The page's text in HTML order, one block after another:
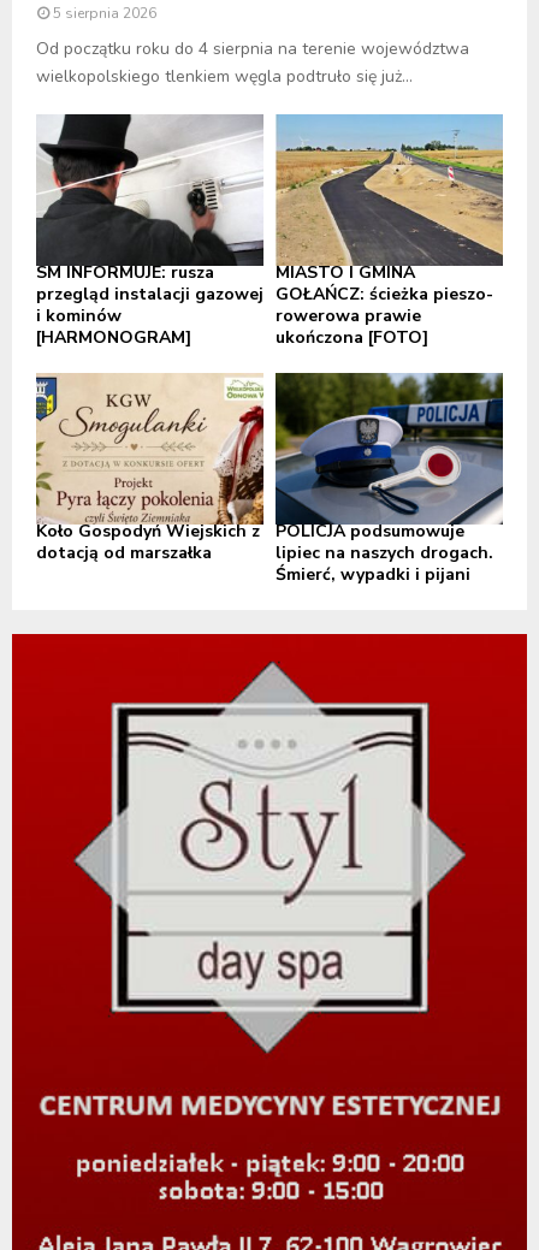
5 sierpnia 2026
Od początku roku do 4 sierpnia na terenie województwa
wielkopolskiego tlenkiem węgla podtruło się już...
SM INFORMUJE: rusza
przegląd instalacji gazowej
i kominów
[HARMONOGRAM]
MIASTO I GMINA
GOŁAŃCZ: ścieżka pieszo-
rowerowa prawie
ukończona [FOTO]
Koło Gospodyń Wiejskich z
dotacją od marszałka
POLICJA podsumowuje
lipiec na naszych drogach.
Śmierć, wypadki i pijani